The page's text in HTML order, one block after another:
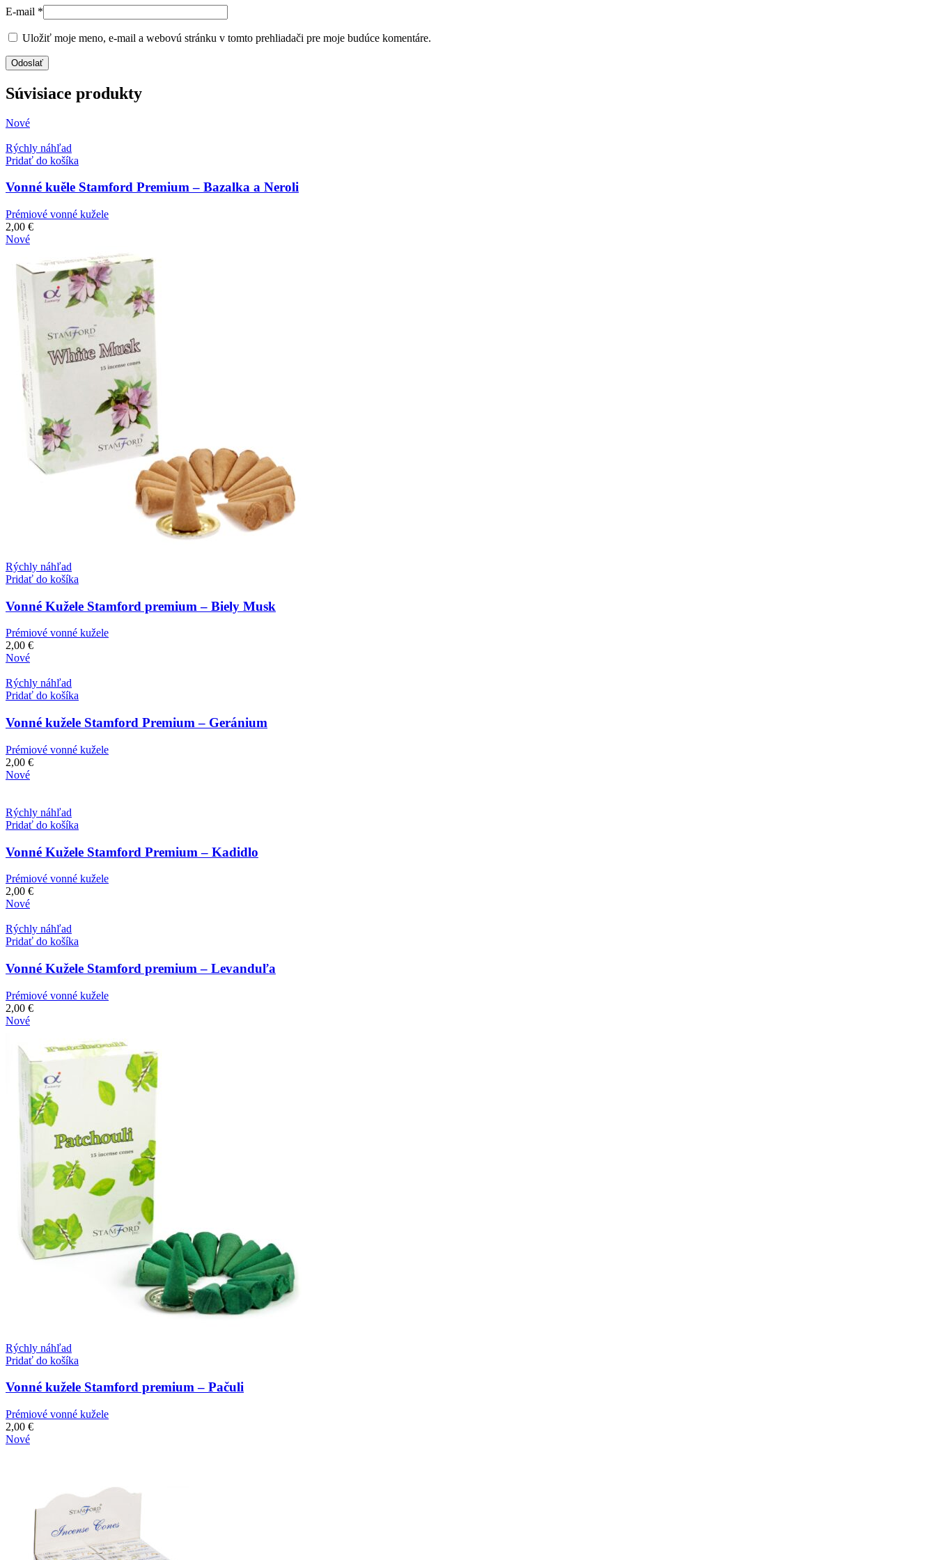
E-mail *
Uložiť moje meno, e-mail a webovú stránku v tomto prehliadači pre moje budúce komentáre.
Súvisiace produkty
Nové
Rýchly náhľad
Pridať do košíka
Vonné kuěle Stamford Premium – Bazalka a Neroli
Prémiové vonné kužele
2,00 €
Nové
Rýchly náhľad
Pridať do košíka
Vonné Kužele Stamford premium – Biely Musk
Prémiové vonné kužele
2,00 €
Nové
Rýchly náhľad
Pridať do košíka
Vonné kužele Stamford Premium – Geránium
Prémiové vonné kužele
2,00 €
Nové
Rýchly náhľad
Pridať do košíka
Vonné Kužele Stamford Premium – Kadidlo
Prémiové vonné kužele
2,00 €
Nové
Rýchly náhľad
Pridať do košíka
Vonné Kužele Stamford premium – Levanduľa
Prémiové vonné kužele
2,00 €
Nové
Rýchly náhľad
Pridať do košíka
Vonné kužele Stamford premium – Pačuli
Prémiové vonné kužele
2,00 €
Nové